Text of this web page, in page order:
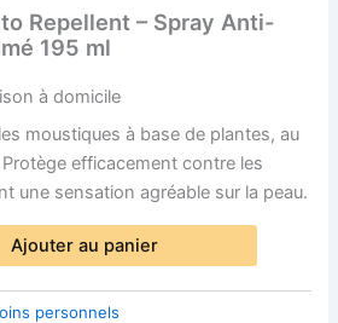
Repellent – Spray Anti-
195 ml
à domicile
moustiques à base de plantes, au
efficacement contre les
une sensation agréable sur la peau.
Ajouter au panier
personnels